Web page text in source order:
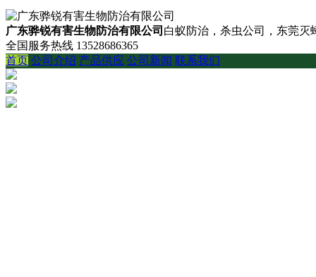
广东骅锐有害生物防治有限公司 白蚁防治，杀虫公司，东莞灭
全国服务热线 13528686365
首页 公司介绍 产品供应 公司新闻 联系我们